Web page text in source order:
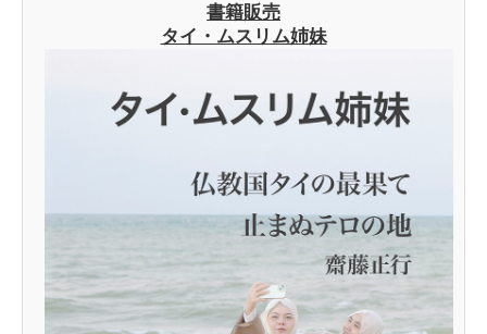
書籍販売
タイ・ムスリム姉妹